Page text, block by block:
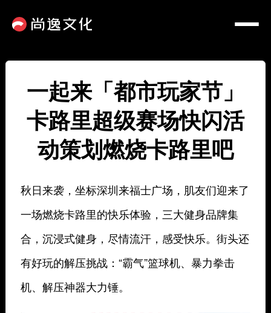
一起来「都市玩家节」
卡路里超级赛场快闪活
动策划燃烧卡路里吧
秋日来袭，坐标深圳来福士广场，肌友们迎来了
一场燃烧卡路里的快乐体验，三大健身品牌集
合，沉浸式健身，尽情流汗，感受快乐。街头还
有好玩的解压挑战：“霸气”篮球机、暴力拳击
机、解压神器大力锤。